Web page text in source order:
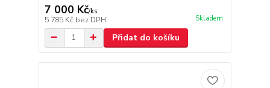
7 000 Kč/ks
5 785 Kč bez DPH Skladem
Přidat do košíku